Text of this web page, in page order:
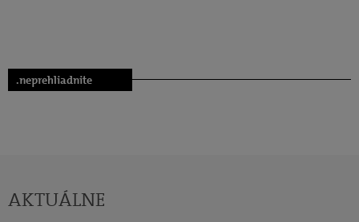
.neprehliadnite
AKTUÁLNE